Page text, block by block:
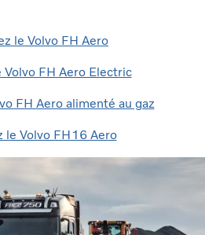
le Volvo FH Aero
Volvo FH Aero Electric
FH Aero alimenté au gaz
le Volvo FH16 Aero